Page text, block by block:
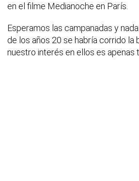
en el filme Medianoche en París.
Esperamos las campanadas y
de los años 20 se habría corrido la
nuestro interés en ellos es apenas